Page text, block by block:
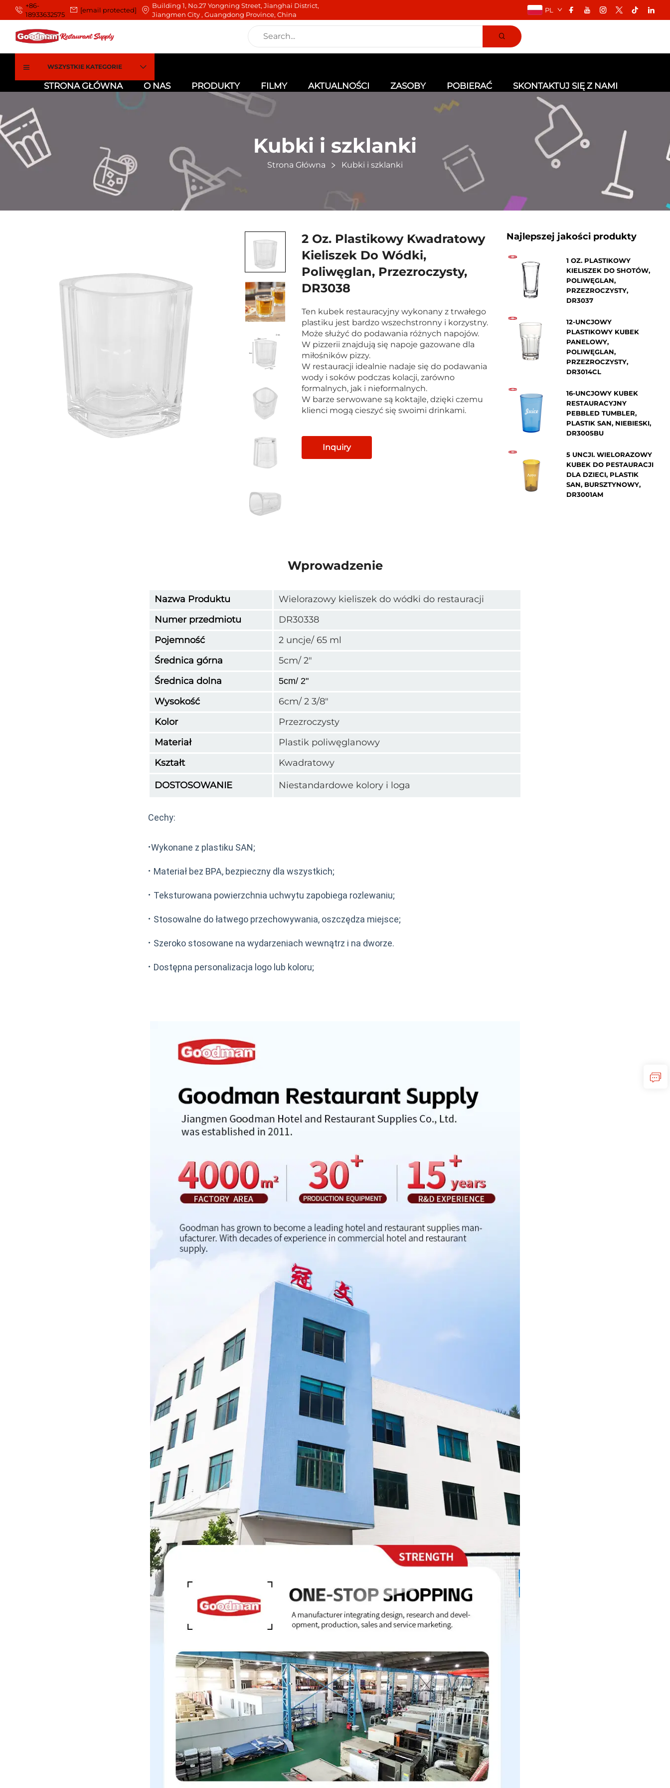
+86-
18933632575
[email protected]
Building 1, No.27 Yongning Street, Jianghai District,
Jiangmen City , Guangdong Province, China
PL
WSZYSTKIE KATEGORIE
STRONA GŁÓWNA O NAS PRODUKTY FILMY AKTUALNOŚCI ZASOBY POBIERAĆ SKONTAKTUJ SIĘ Z NAMI
Kubki i szklanki
Strona Główna Kubki i szklanki
2 Oz. Plastikowy Kwadratowy
Kieliszek Do Wódki,
Poliwęglan, Przezroczysty,
DR3038
Ten kubek restauracyjny wykonany z trwałego
plastiku jest bardzo wszechstronny i korzystny.
Może służyć do podawania różnych napojów.
W pizzerii znajdują się napoje gazowane dla
miłośników pizzy.
W restauracji idealnie nadaje się do podawania
wody i soków podczas kolacji, zarówno
formalnych, jak i nieformalnych.
W barze serwowane są koktajle, dzięki czemu
klienci mogą cieszyć się swoimi drinkami.
Inquiry
Najlepszej jakości produkty
1 OZ. PLASTIKOWY
KIELISZEK DO SHOTÓW,
POLIWĘGLAN,
PRZEZROCZYSTY,
DR3037
12-UNCJOWY
PLASTIKOWY KUBEK
PANELOWY,
POLIWĘGLAN,
PRZEZROCZYSTY,
DR3014CL
16-UNCJOWY KUBEK
RESTAURACYJNY
PEBBLED TUMBLER,
PLASTIK SAN, NIEBIESKI,
DR3005BU
5 UNCJI. WIELORAZOWY
KUBEK DO PESTAURACJI
DLA DZIECI, PLASTIK
SAN, BURSZTYNOWY,
DR3001AM
Wprowadzenie
Nazwa Produktu
Wielorazowy kieliszek do wódki do restauracji
Numer przedmiotu
DR30338
Pojemność
2 uncje/ 65 ml
Średnica górna
5cm/ 2"
Średnica dolna
5cm/ 2"
Wysokość
6cm/ 2 3/8"
Kolor
Przezroczysty
Materiał
Plastik poliwęglanowy
Kształt
Kwadratowy
DOSTOSOWANIE Niestandardowe kolory i loga
Cechy:
·Wykonane z plastiku SAN;
· Materiał bez BPA, bezpieczny dla wszystkich;
· Teksturowana powierzchnia uchwytu zapobiega rozlewaniu;
· Stosowalne do łatwego przechowywania, oszczędza miejsce;
· Szeroko stosowane na wydarzeniach wewnątrz i na dworze.
· Dostępna personalizacja logo lub koloru;